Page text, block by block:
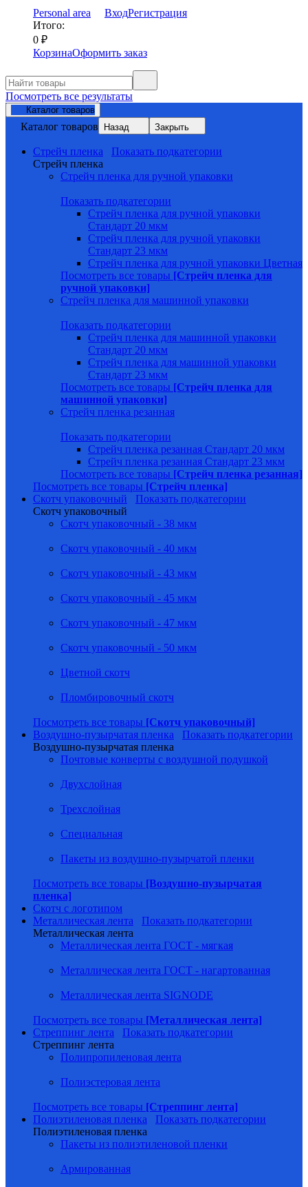
Personal area ВходРегистрация
Итого:
0 ₽
КорзинаОформить заказ
Посмотреть все результаты
Каталог товаров
Каталог товаров Назад Закрыть
Стрейч пленка
Показать подкатегории
Стрейч пленка
Стрейч пленка для ручной упаковки
Показать подкатегории
Стрейч пленка для ручной упаковки
Стандарт 20 мкм
Стрейч пленка для ручной упаковки
Стандарт 23 мкм
Стрейч пленка для ручной упаковки Цветная
Посмотреть все товары [Стрейч пленка для
ручной упаковки]
Стрейч пленка для машинной упаковки
Показать подкатегории
Стрейч пленка для машинной упаковки
Стандарт 20 мкм
Стрейч пленка для машинной упаковки
Стандарт 23 мкм
Посмотреть все товары [Стрейч пленка для
машинной упаковки]
Стрейч пленка резанная
Показать подкатегории
Стрейч пленка резанная Стандарт 20 мкм
Стрейч пленка резанная Стандарт 23 мкм
Посмотреть все товары [Стрейч пленка резанная]
Посмотреть все товары [Стрейч пленка]
Скотч упаковочный
Показать подкатегории
Скотч упаковочный
Скотч упаковочный - 38 мкм
Скотч упаковочный - 40 мкм
Скотч упаковочный - 43 мкм
Скотч упаковочный - 45 мкм
Скотч упаковочный - 47 мкм
Скотч упаковочный - 50 мкм
Цветной скотч
Пломбировочный скотч
Посмотреть все товары [Скотч упаковочный]
Воздушно-пузырчатая пленка
Показать подкатегории
Воздушно-пузырчатая пленка
Почтовые конверты с воздушной подушкой
Двухслойная
Трехслойная
Специальная
Пакеты из воздушно-пузырчатой пленки
Посмотреть все товары [Воздушно-пузырчатая
пленка]
Скотч с логотипом
Металлическая лента
Показать подкатегории
Металлическая лента
Металлическая лента ГОСТ - мягкая
Металлическая лента ГОСТ - нагартованная
Металлическая лента SIGNODE
Посмотреть все товары [Металлическая лента]
Стреппинг лента
Показать подкатегории
Стреппинг лента
Полипропиленовая лента
Полиэстеровая лента
Посмотреть все товары [Стреппинг лента]
Полиэтиленовая пленка
Показать подкатегории
Полиэтиленовая пленка
Пакеты из полиэтиленовой пленки
Армированная